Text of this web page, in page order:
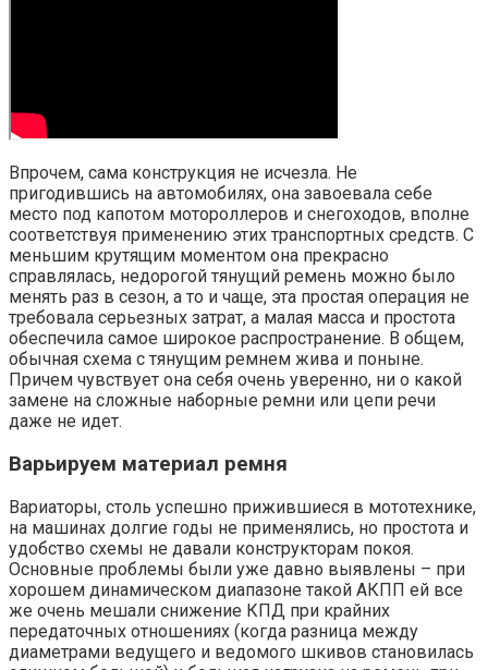
Впрочем, сама конструкция не исчезла. Не
пригодившись на автомобилях, она завоевала себе
место под капотом мотороллеров и снегоходов, вполне
соответствуя применению этих транспортных средств. С
меньшим крутящим моментом она прекрасно
справлялась, недорогой тянущий ремень можно было
менять раз в сезон, а то и чаще, эта простая операция не
требовала серьезных затрат, а малая масса и простота
обеспечила самое широкое распространение. В общем,
обычная схема с тянущим ремнем жива и поныне.
Причем чувствует она себя очень уверенно, ни о какой
замене на сложные наборные ремни или цепи речи
даже не идет.
Варьируем материал ремня
Вариаторы, столь успешно прижившиеся в мототехнике,
на машинах долгие годы не применялись, но простота и
удобство схемы не давали конструкторам покоя.
Основные проблемы были уже давно выявлены – при
хорошем динамическом диапазоне такой АКПП ей все
же очень мешали снижение КПД при крайних
передаточных отношениях (когда разница между
диаметрами ведущего и ведомого шкивов становилась